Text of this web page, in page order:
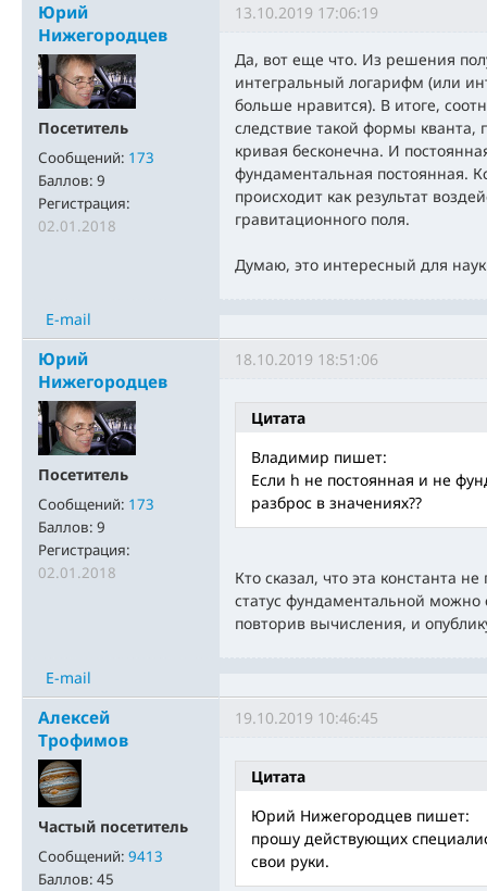
Юрий
Нижегородцев
Посетитель
Сообщений: 173
Баллов: 9
Регистрация:
02.01.2018
13.10.2019 17:06:19
Да, вот еще что. Из решения
интегральный логарифм (или
больше нравится). В итоге,
следствие такой формы
кривая бесконечна. И
фундаментальная постоянная.
происходит как результат
гравитационного поля.
Думаю, это интересный для
E-mail
Юрий
Нижегородцев
Посетитель
Сообщений: 173
Баллов: 9
Регистрация:
02.01.2018
18.10.2019 18:51:06
Цитата
Владимир пишет:
Если h не постоянная и не
разброс в значениях??
Кто сказал, что эта константа
статус фундаментальной можно
повторив вычисления, и
E-mail
Алексей
Трофимов
Частый посетитель
Сообщений: 9413
Баллов: 45
19.10.2019 10:46:45
Цитата
Юрий Нижегородцев пишет:
прошу действующих
свои руки.